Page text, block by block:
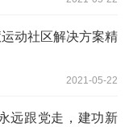
动社区解决方案精
2021-05-22
远跟党走，建功新